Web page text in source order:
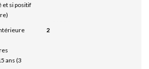
et si positif
ans (3
2